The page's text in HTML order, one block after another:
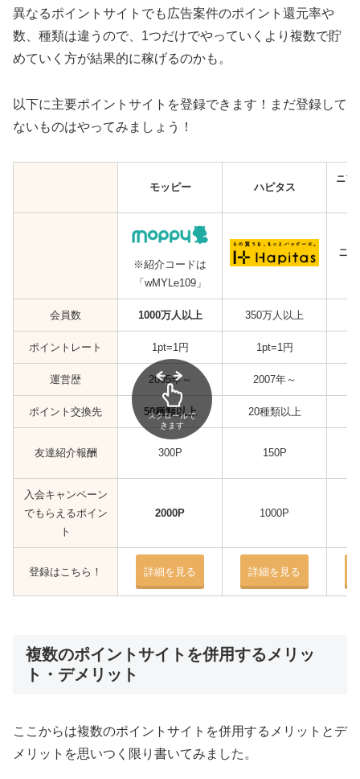
異なるポイントサイトでも広告案件のポイント還元率や
数、種類は違うので、1つだけでやっていくより複数で貯
めていく方が結果的に稼げるのかも。
以下に主要ポイントサイトを登録できます！まだ登録して
ないものはやってみましょう！
モッピー ハピタス
ニフ
※紹介コードは
「wMYLe109」
会員数 1000万人以上 350万人以上
ポイントレート 1pt=1円 1pt=1円
運営歴 2005年～ 2007年～
ポイント交換先 50種類以上 20種類以上
友達紹介報酬 300P 150P
入会キャンペーン
でもらえるポイン
ト
2000P 1000P
登録はこちら！ 詳細を見る 詳細を見る
スクロールで
きます
複数のポイントサイトを併用するメリッ
ト・デメリット
ここからは複数のポイントサイトを併用するメリットとデ
メリットを思いつく限り書いてみました。